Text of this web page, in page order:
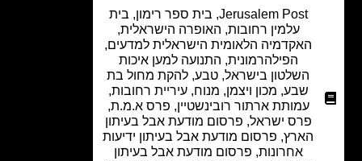
Jerusalem Post
,בית ספר רימון,בית
עלמין רחובות ,האופרה הישראלית,
האקדמיה הלאומית הישראלית למדעים ,
הפילהרמונית,התנועה למען איכות
השלטון בישראל ,טבע,להקת מחול בת
שבע, מכון ויצמן,מנוח,עיריית רחובות ,
עמותת ארתור רובינשטיין,פרס א.מ.ת,
פרס ישראל, פרסום מודעת אבל בעיתון
פרסום מודעת אבל בעיתון ידיעות
אחרונות,פרסום מודעת אבל בעיתון